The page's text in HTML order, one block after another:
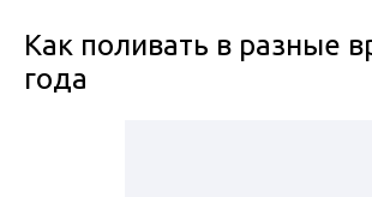
Как поливать в разные
года